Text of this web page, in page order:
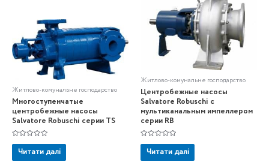
Житлово-комунальне господарство
Многоступенчатые
центробежные насосы
Salvatore Robuschi серии TS
Оцінено
з
Читати далі
Житлово-комунальне господарство
Центробежные насосы
Salvatore Robuschi с
мультиканальным импеллером
серии RB
Оцінено
з
Читати далі